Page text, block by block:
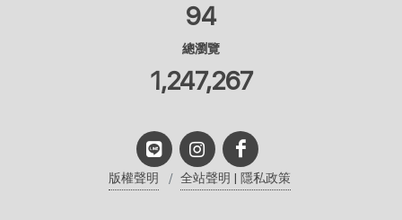
94
總瀏覽
1,247,267
版權聲明 全站聲明 | 隱私政策